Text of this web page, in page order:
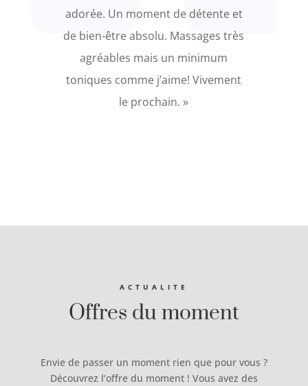
adorée. Un moment de détente et
de bien-être absolu. Massages très
agréables mais un minimum
toniques comme j’aime! Vivement
le prochain. »
ACTUALITE
Offres du moment
Envie de passer un moment rien que pour vous ?
Découvrez l’offre du moment ! Vous avez des